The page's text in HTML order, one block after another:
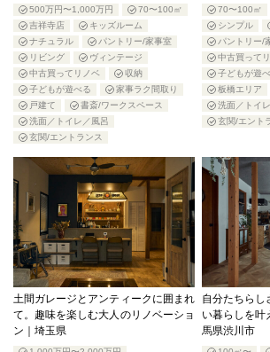
500万円〜1,000万円
70〜100㎡
吉祥寺店
キッズルーム
ナチュラル
パントリー/家事室
リビング
ヴィンテージ
中古買ってリノベ
収納
子どもが遊べる
家事ラク間取り
戸建て
書斎/ワークスペース
洗面／トイレ／風呂
玄関/エントランス
70〜100㎡
シンプル
パントリー/
中古買って
子どもが遊
板橋エリア
洗面／トイ
玄関/エント
土間ガレージとアンティークに囲まれ
て。趣味を楽しむ大人のリノベーショ
ン｜埼玉県
自分たちらし
い暮らしを叶
馬県渋川市